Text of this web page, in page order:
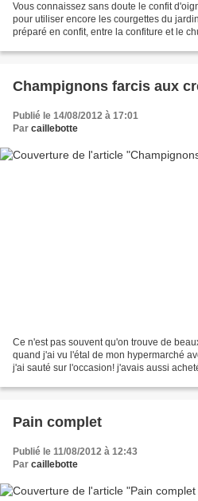
Vous connaissez sans doute le confit
pour utiliser encore les courgettes du
préparé en confit, entre la confiture et le
Champignons farcis aux
Publié le 14/08/2012 à 17:01
Par caillebotte
Ce n'est pas souvent qu'on trouve de
quand j'ai vu l'étal de mon hypermarché
j'ai sauté sur l'occasion! j'avais aussi
Pain complet
Publié le 11/08/2012 à 12:43
Par caillebotte